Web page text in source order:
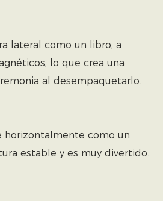
lateral como un libro, a
lo que crea una
al desempaquetarlo.
horizontalmente como un
estable y es muy divertido.